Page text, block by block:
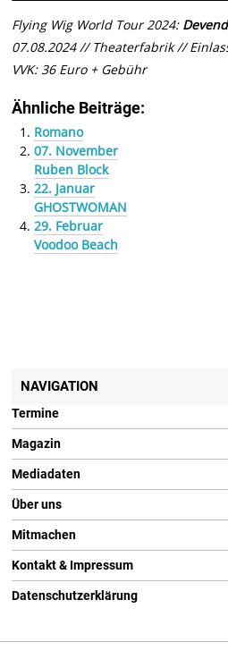
Flying Wig World Tour 2024:
07.08.2024 // Theaterfabrik //
VVK: 36 Euro + Gebühr
Ähnliche Beiträge:
Romano
07. November
Ruben Block
22. Januar
GHOSTWOMAN
29. Februar
Voodoo Beach
NAVIGATION
Termine
Magazin
Mediadaten
Über uns
Mitmachen
Kontakt & Impressum
Datenschutzerklärung